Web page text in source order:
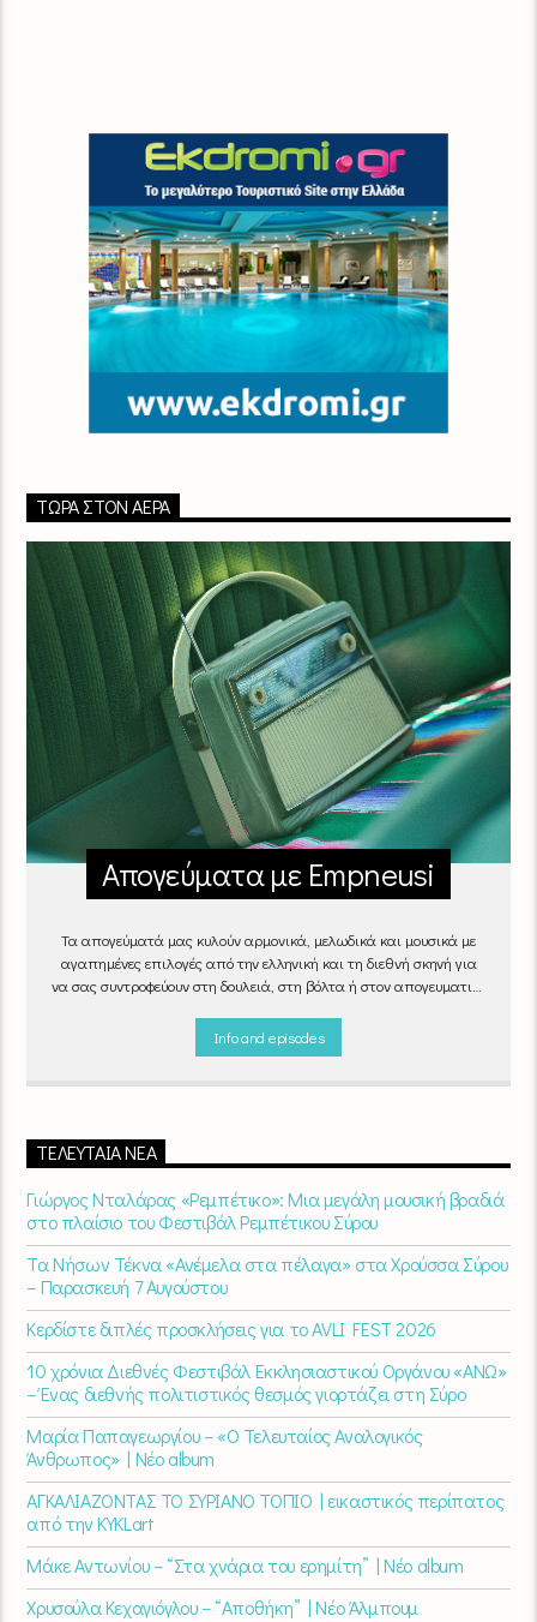
ΤΏΡΑ ΣΤΟΝ ΑΈΡΑ
Απογεύματα με Empneusi
Τα απογεύματά μας κυλούν αρμονικά, μελωδικά και μουσικά με
αγαπημένες επιλογές από την ελληνική και τη διεθνή σκηνή για
να σας συντροφεύουν στη δουλειά, στη βόλτα ή στον απογευματινό
με Empneusi", Καθημερινά & Σαββατοκύριακα 17:00 – 20:00.
Info and episodes
ΤΕΛΕΥΤΑΊΑ ΝΈΑ
Γιώργος Νταλάρας «Ρεμπέτικο»: Μια μεγάλη μουσική βραδιά
στο πλαίσιο του Φεστιβάλ Ρεμπέτικου Σύρου
Τα Νήσων Τέκνα «Ανέμελα στα πέλαγα» στα Χρούσσα Σύρου
– Παρασκευή 7 Αυγούστου
Κερδίστε διπλές προσκλήσεις για το AVLI FEST 2026
10 χρόνια Διεθνές Φεστιβάλ Εκκλησιαστικού Οργάνου «ΑΝΩ»
– Ένας διεθνής πολιτιστικός θεσμός γιορτάζει στη Σύρο​
Μαρία Παπαγεωργίου – «Ο Τελευταίος Αναλογικός
Άνθρωπος» | Νέο album
ΑΓΚΑΛΙΑΖΟΝΤΑΣ ΤΟ ΣΥΡΙΑΝΟ ΤΟΠΙΟ | εικαστικός περίπατος
από την KYKLart
Μάκε Αντωνίου – “Στα χνάρια του ερημίτη” | Νέο album
Χρυσούλα Κεχαγιόγλου – “Αποθήκη” | Νέο Άλμπουμ